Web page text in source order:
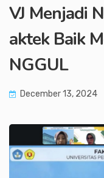
VJ Menjadi
aktek Baik
NGGUL
December 13, 2024